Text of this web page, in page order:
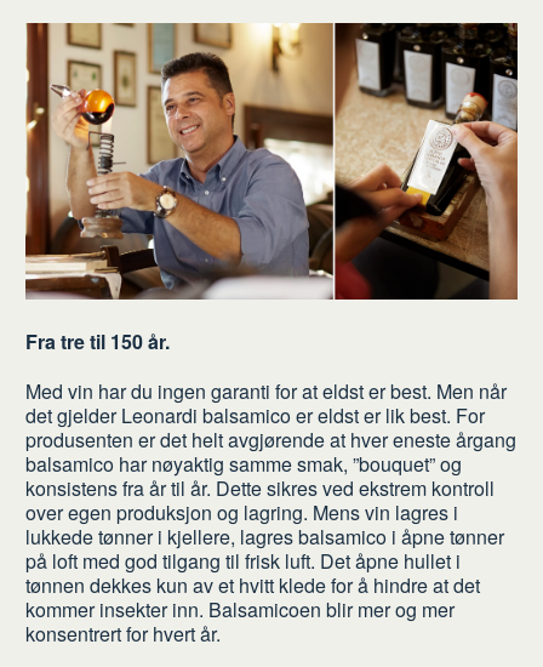
Fra tre til 150 år.
Med vin har du ingen garanti for at eldst er best. Men når
det gjelder Leonardi balsamico er eldst er lik best. For
produsenten er det helt avgjørende at hver eneste årgang
balsamico har nøyaktig samme smak, ”bouquet” og
konsistens fra år til år. Dette sikres ved ekstrem kontroll
over egen produksjon og lagring. Mens vin lagres i
lukkede tønner i kjellere, lagres balsamico i åpne tønner
på loft med god tilgang til frisk luft. Det åpne hullet i
tønnen dekkes kun av et hvitt klede for å hindre at det
kommer insekter inn. Balsamicoen blir mer og mer
konsentrert for hvert år.